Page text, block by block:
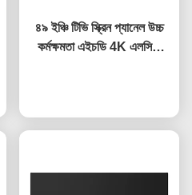
৪৯ ইঞ্চি টিভি স্ক্রিন প্যানেল উচ্চ
কর্মক্ষমতা এইচডি 4K এলসিডি